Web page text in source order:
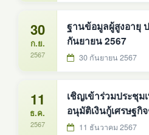
30
ก.ย.
2567
ฐานข้อมูลผู้สูงอายุ
กันยายน 2567
30 กันยายน 2567
11
ธ.ค.
2567
เชิญเข้าร่วมประชุม
อนุมัติเงินกู้เศรษฐ
อาชีพ ประจำเดือน ธั
11 ธันวาคม 2567